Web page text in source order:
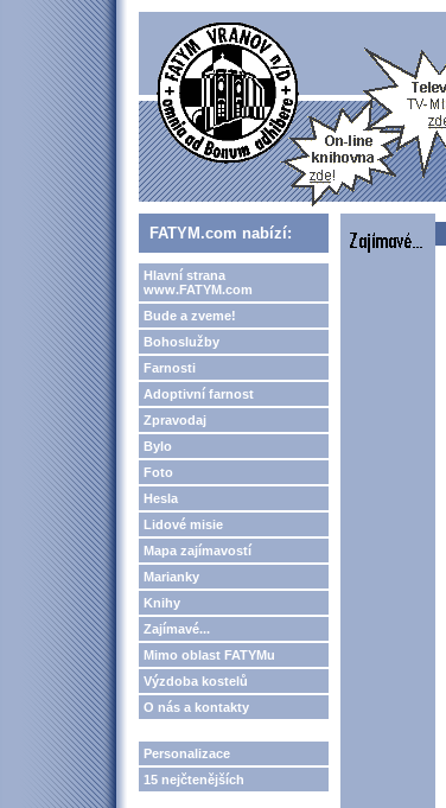
FATYM.com nabízí:
Hlavní strana
www.FATYM.com
Bude a zveme!
Bohoslužby
Farnosti
Adoptivní farnost
Zpravodaj
Bylo
Foto
Hesla
Lidové misie
Mapa zajímavostí
Marianky
Knihy
Zajímavé...
Mimo oblast FATYMu
Výzdoba kostelů
O nás a kontakty
Personalizace
15 nejčtenějších